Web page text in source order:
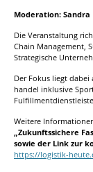
Moderation: Sandra
Die Veranstaltung
Chain Management,
Strategische
Der Fokus liegt
handel inklusive
Weitere
„Zukunftssichere
sowie der Link zur
https://logistik-